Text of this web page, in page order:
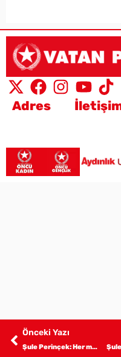
Önceki Yazı
Şule Perinçek: Her mahalleye bir değil beş AFAD Mehmetçiği
Adres